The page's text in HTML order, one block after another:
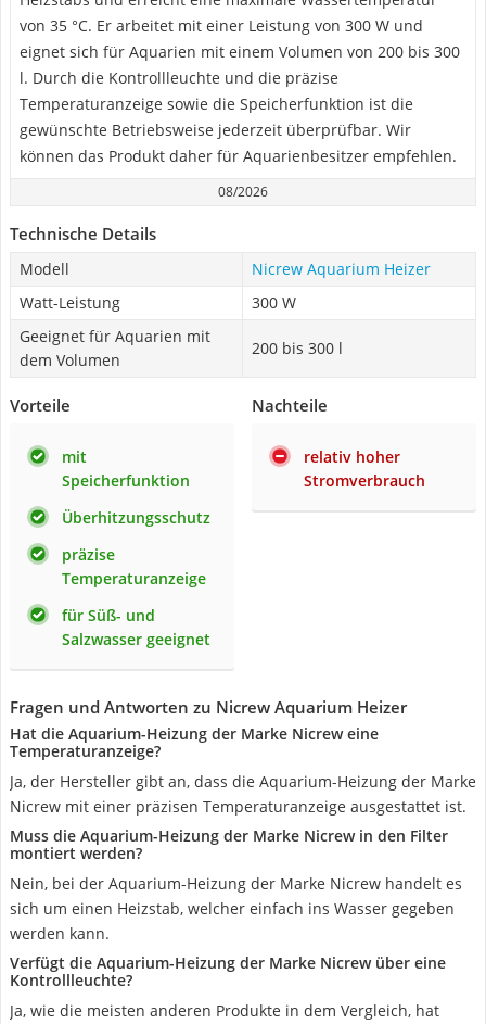
von 35 °C. Er arbeitet mit einer Leistung von 300 W und
eignet sich für Aquarien mit einem Volumen von 200 bis 300
l. Durch die Kontrollleuchte und die präzise
Temperaturanzeige sowie die Speicherfunktion ist die
gewünschte Betriebsweise jederzeit überprüfbar. Wir
können das Produkt daher für Aquarienbesitzer empfehlen.
08/2026
Technische Details
Modell
Nicrew Aquarium Heizer
Watt-Leistung
300 W
Geeignet für Aquarien mit
dem Volumen
200 bis 300 l
Vorteile
mit
Speicherfunktion
Überhitzungsschutz
präzise
Temperaturanzeige
für Süß- und
Salzwasser geeignet
Nachteile
relativ hoher
Stromverbrauch
Fragen und Antworten zu Nicrew Aquarium Heizer
Hat die Aquarium-Heizung der Marke Nicrew eine
Temperaturanzeige?
Ja, der Hersteller gibt an, dass die Aquarium-Heizung der Marke
Nicrew mit einer präzisen Temperaturanzeige ausgestattet ist.
Muss die Aquarium-Heizung der Marke Nicrew in den Filter
montiert werden?
Nein, bei der Aquarium-Heizung der Marke Nicrew handelt es
sich um einen Heizstab, welcher einfach ins Wasser gegeben
werden kann.
Verfügt die Aquarium-Heizung der Marke Nicrew über eine
Kontrollleuchte?
Ja, wie die meisten anderen Produkte in dem Vergleich, hat